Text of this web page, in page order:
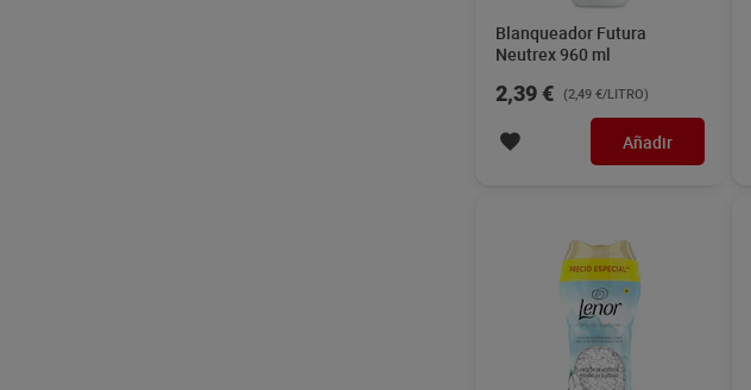
Blanqueador Futura
Neutrex 960 ml
2,39 € (2,49 €/LITRO)
Añadir